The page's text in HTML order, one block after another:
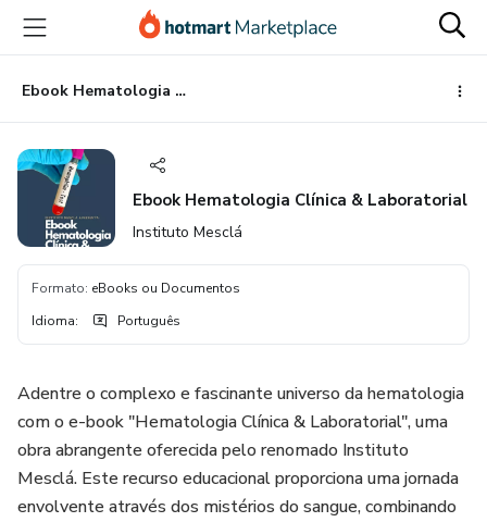
para
conteúdo
principal
para
pagamento
para
rodapé
Ebook Hematologia Clínica & Laboratorial
Ebook Hematologia Clínica & Laboratorial
Instituto Mesclá
Formato: eBooks ou Documentos
Idioma: Português
Adentre o complexo e fascinante universo da hematologia
com o e-book "Hematologia Clínica & Laboratorial", uma
obra abrangente oferecida pelo renomado Instituto
Mesclá. Este recurso educacional proporciona uma jornada
envolvente através dos mistérios do sangue, combinando